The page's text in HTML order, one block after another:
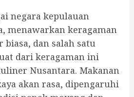
negara kepulauan
menawarkan keragaman
biasa, dan salah satu
dari keragaman ini
Nusantara. Makanan
akan rasa, dipengaruhi